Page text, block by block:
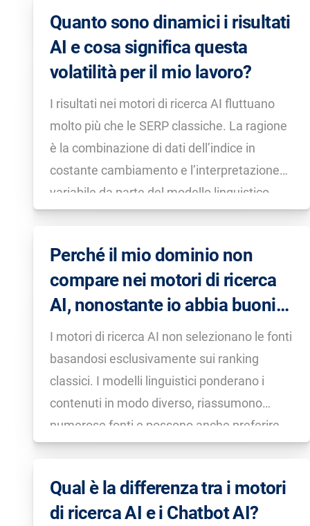
Quanto sono dinamici i risultati
AI e cosa significa questa
volatilità per il mio lavoro?
I risultati nei motori di ricerca AI fluttuano
molto più che le SERP classiche. La ragione
è la combinazione di dati dell’indice in
costante cambiamento e l’interpretazione
variabile da parte del modello linguistico.
Per i SEO, ciò significa che i posizionamenti
bisogna osservare […]
Perché il mio dominio non
compare nei motori di ricerca
AI, nonostante io abbia buoni
posizionamenti su Google?
I motori di ricerca AI non selezionano le fonti
basandosi esclusivamente sui ranking
classici. I modelli linguistici ponderano i
contenuti in modo diverso, riassumono
numerose fonti e possono anche preferire
pagine tematicamente correlate. Buoni
probabilità, ma non sono una garanzia di
essere menzionati nelle risposte […]
Qual è la differenza tra i motori
di ricerca AI e i Chatbot AI?